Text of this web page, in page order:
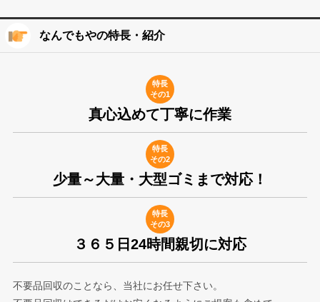
なんでもやの特長・紹介
特長
その1
真心込めて丁寧に作業
特長
その2
少量～大量・大型ゴミまで対応！
特長
その3
３６５日24時間親切に対応
不要品回収のことなら、当社にお任せ下さい。